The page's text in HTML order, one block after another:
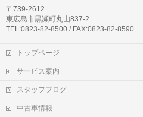
〒739-2612
東広島市黒瀬町丸山837-2
TEL:0823-82-8500 / FAX:0823-82-8590
トップページ
サービス案内
スタッフブログ
中古車情報